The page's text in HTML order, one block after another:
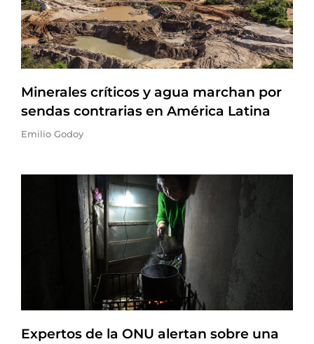
Minerales críticos y agua marchan por
sendas contrarias en América Latina
Emilio Godoy
Expertos de la ONU alertan sobre una